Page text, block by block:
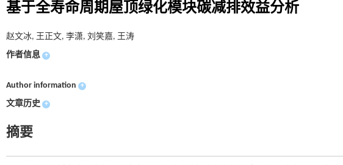
基于全寿命周期屋顶绿化模块碳减排效益分析
赵文冰, 王正文, 李潇, 刘笑嘉, 王涛
作者信息 +
Author information +
文章历史 +
摘要